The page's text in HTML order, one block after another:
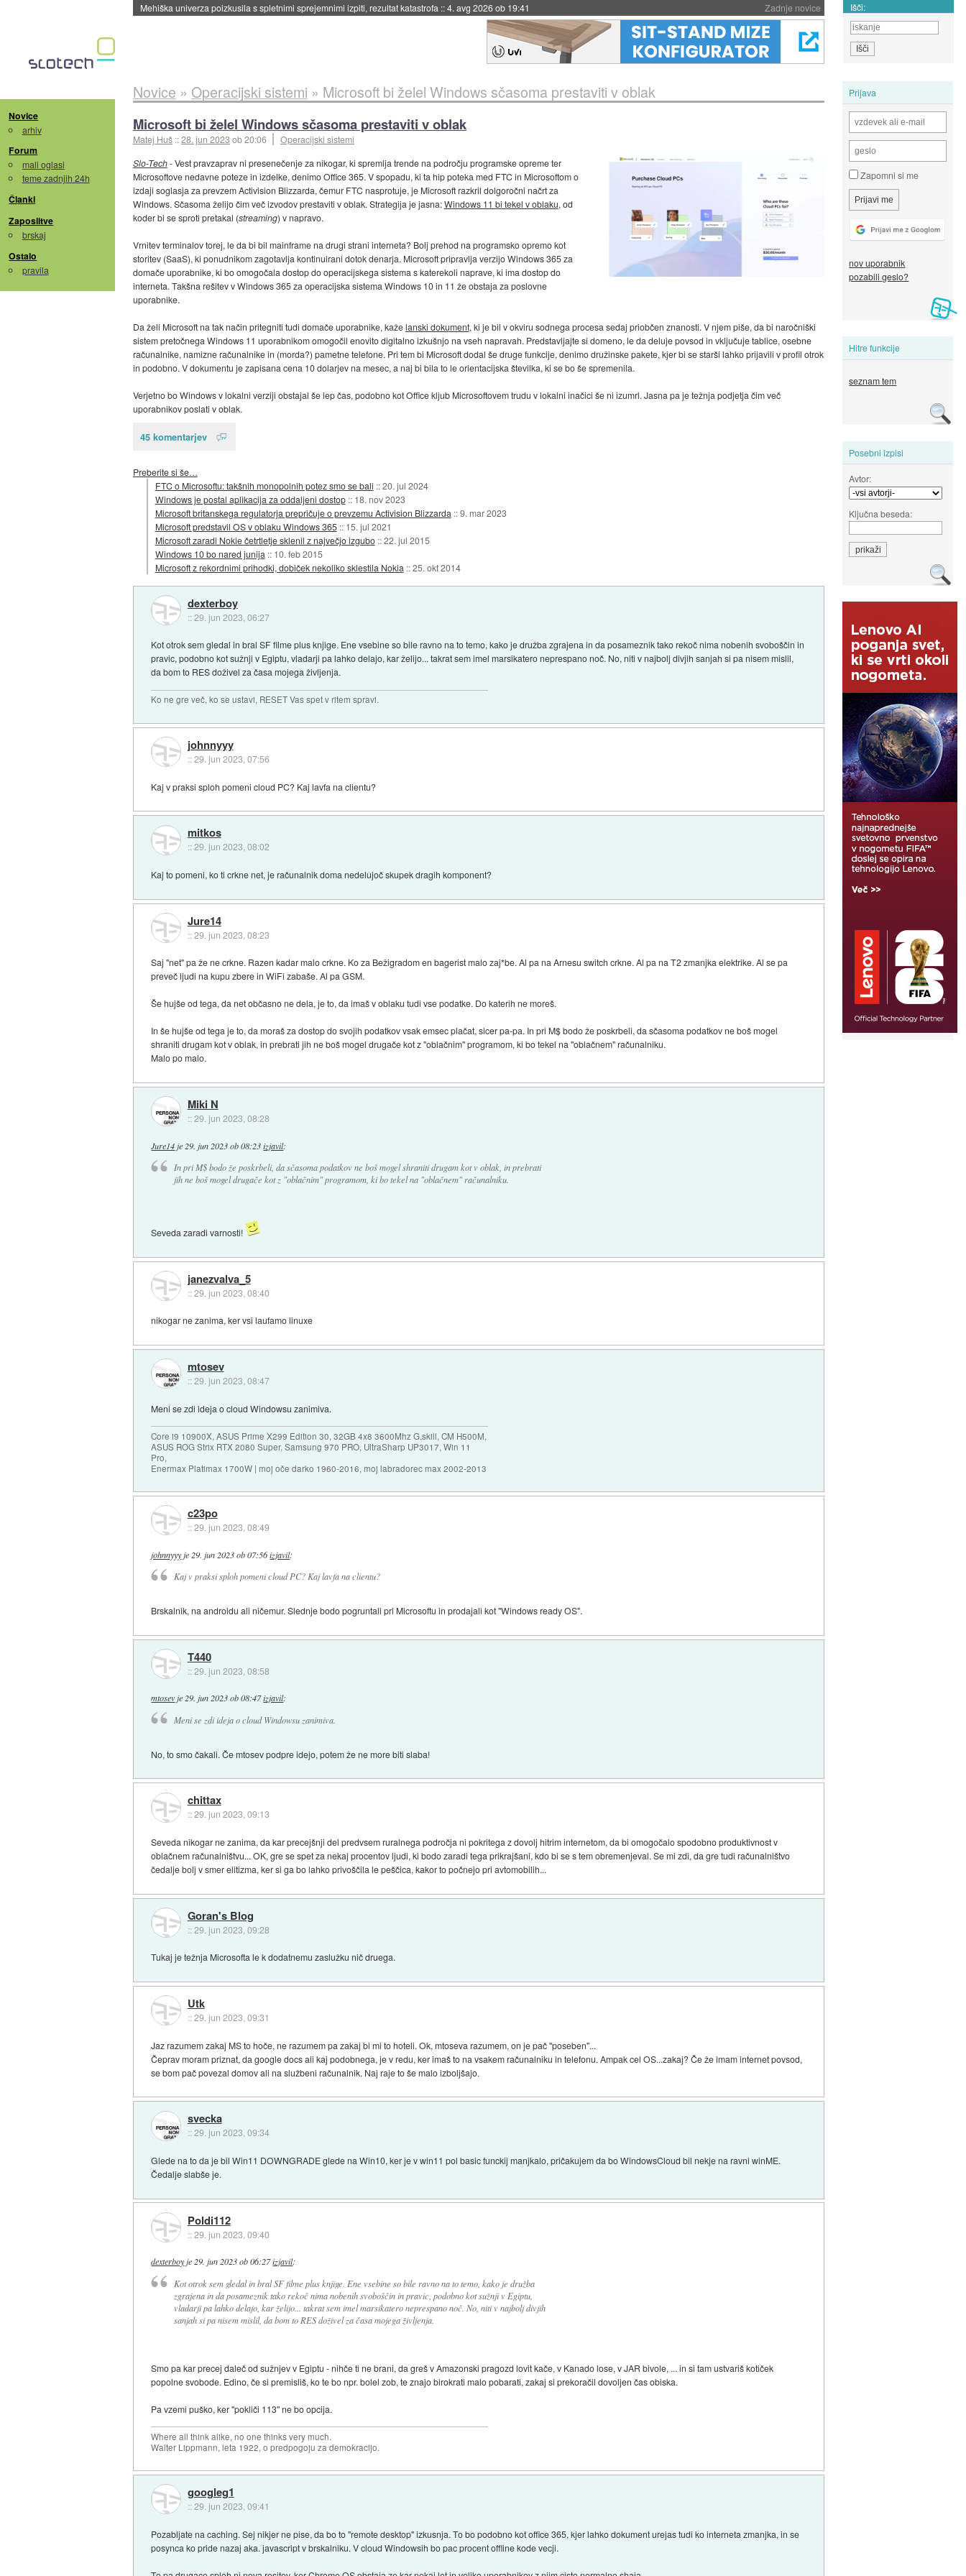
Zadnje novice
Evropska vesoljska agencija razvija svojo raketo za večkratno uporabo::4. avg 2026 ob 19:41 Išči:
Novice
arhiv
Forum
mali oglasi
teme zadnjih 24h
Članki
Zaposlitve
brskaj
Ostalo
pravila
Prijava
Zapomni si me
nov uporabnik
pozabili geslo?
Hitre funkcije
seznam tem
Posebni izpisi
Avtor:
Ključna beseda:
Novice » Operacijski sistemi » Microsoft bi želel Windows sčasoma prestaviti v oblak
Microsoft bi želel Windows sčasoma prestaviti v oblak
Matej Huš ::28. jun 2023 ob 20:06
Operacijski sistemi
Slo-Tech- Vest pravzaprav ni presenečenje za nikogar, ki spremlja trende na področju programske opreme ter
Microsoftove nedavne poteze in izdelke, denimo Office 365. V spopadu, ki ta hip poteka med FTC in Microsoftom o
izdaji soglasja za prevzem Activision Blizzarda, čemur FTC nasprotuje, je Microsoft razkril dolgoročni načrt za
Windows. Sčasoma želijo čim več izvodov prestaviti v oblak. Strategija je jasna:Windows 11 bi tekel v oblaku, od
koder bi se sproti pretakal (streaming) v napravo.
Vrnitev terminalov torej, le da bi bil mainframe na drugi strani interneta? Bolj prehod na programsko opremo kot
storitev (SaaS), ki ponudnikom zagotavlja kontinuirani dotok denarja. Microsoft pripravlja verzijo Windows 365 za
domače uporabnike, ki bo omogočala dostop do operacijskega sistema s katerekoli naprave, ki ima dostop do
interneta. Takšna rešitev v Windows 365 za operacijska sistema Windows 10 in 11 že obstaja za poslovne
uporabnike.
Da želi Microsoft na tak način pritegniti tudi domače uporabnike, kaželanski dokument, ki je bil v okviru sodnega procesa sedaj priobčen znanosti. V njem piše, da bi naročniški
sistem pretočnega Windows 11 uporabnikom omogočil enovito digitalno izkušnjo na vseh napravah. Predstavljajte si domeno, le da deluje povsod in vključuje tablice, osebne
računalnike, namizne računalnike in (morda?) pametne telefone. Pri tem bi Microsoft dodal še druge funkcije, denimo družinske pakete, kjer bi se starši lahko prijavili v profil otrok
in podobno. V dokumentu je zapisana cena 10 dolarjev na mesec, a naj bi bila to le orientacijska številka, ki se bo še spremenila.
Verjetno bo Windows v lokalni verziji obstajal še lep čas, podobno kot Office kljub Microsoftovem trudu v lokalni inačici še ni izumrl. Jasna pa je težnja podjetja čim več
uporabnikov poslati v oblak.
45 komentarjev
Preberite si še…
FTC o Microsoftu: takšnih monopolnih potez smo se bali ::20. jul 2024
Windows je postal aplikacija za oddaljeni dostop :: 18. nov 2023
Microsoft britanskega regulatorja prepričuje o prevzemu Activision Blizzarda ::9. mar 2023
Microsoft predstavil OS v oblaku Windows 365 :: 15. jul 2021
Microsoft zaradi Nokie četrtletje sklenil z največjo izgubo ::22. jul 2015
Windows 10 bo nared junija :: 10. feb 2015
Microsoft z rekordnimi prihodki, dobiček nekoliko sklestila Nokia ::25. okt 2014
dexterboy
::29. jun 2023, 06:27
Kot otrok sem gledal in bral SF filme plus knjige. Ene vsebine so bile ravno na to temo, kako je družba zgrajena in da posameznik tako rekoč nima nobenih svoboščin in
pravic, podobno kot sužnji v Egiptu, vladarji pa lahko delajo, kar želijo... takrat sem imel marsikatero neprespano noč. No, niti v najbolj divjih sanjah si pa nisem mislil,
da bom to RES doživel za časa mojega življenja.
Ko ne gre več, ko se ustavi, RESET Vas spet v ritem spravi.
johnnyyy
::29. jun 2023, 07:56
Kaj v praksi sploh pomeni cloud PC? Kaj lavfa na clientu?
mitkos
::29. jun 2023, 08:02
Kaj to pomeni, ko ti crkne net, je računalnik doma nedelujoč skupek dragih komponent?
Jure14
::29. jun 2023, 08:23
Saj "net" pa že ne crkne. Razen kadar malo crkne. Ko za Bežigradom en bagerist malo zaj*be. Al pa na Arnesu switch crkne. Al pa na T2 zmanjka elektrike. Al se pa
preveč ljudi na kupu zbere in WiFi zabaše. Al pa GSM.
Še hujše od tega, da net občasno ne dela, je to, da imaš v oblaku tudi vse podatke. Do katerih ne moreš.
In še hujše od tega je to, da moraš za dostop do svojih podatkov vsak emsec plačat, sicer pa-pa. In pri M$ bodo že poskrbeli, da sčasoma podatkov ne boš mogel
shraniti drugam kot v oblak, in prebrati jih ne boš mogel drugače kot z "oblačnim" programom, ki bo tekel na "oblačnem" računalniku.
Malo po malo.
Miki N
::29. jun 2023, 08:28
Jure14 je 29. jun 2023 ob 08:23 izjavil:
In pri M$ bodo že poskrbeli, da sčasoma podatkov ne boš mogel shraniti drugam kot v oblak, in prebrati
jih ne boš mogel drugače kot z "oblačnim" programom, ki bo tekel na "oblačnem" računalniku.
Seveda zaradi varnosti!
janezvalva_5
::29. jun 2023, 08:40
nikogar ne zanima, ker vsi laufamo linuxe
mtosev
::29. jun 2023, 08:47
Meni se zdi ideja o cloud Windowsu zanimiva.
Core i9 10900X, ASUS Prime X299 Edition 30, 32GB 4x8 3600Mhz G.skill, CM H500M,
ASUS ROG Strix RTX 2080 Super, Samsung 970 PRO, UltraSharp UP3017, Win 11
Pro,
Enermax Platimax 1700W | moj oče darko 1960-2016, moj labradorec max 2002-2013
c23po
::29. jun 2023, 08:49
johnnyyyje 29. jun 2023 ob 07:56 izjavil:
Kaj v praksi sploh pomeni cloud PC? Kaj lavfa na clientu?
Brskalnik, na androidu ali ničemur. Slednje bodo pogruntali pri Microsoftu in prodajali kot "Windows ready OS".
T440
::29. jun 2023, 08:58
mtosevje29. jun 2023 ob 08:47izjavil:
Meni se zdi ideja o cloud Windowsu zanimiva.
No, to smo čakali. Če mtosev podpre idejo, potem že ne more biti slaba!
chittax
::29. jun 2023, 09:13
Seveda nikogar ne zanima, da kar precejšnji del predvsem ruralnega področja ni pokritega z dovolj hitrim internetom, da bi omogočalo spodobno produktivnost v
oblačnem računalništvu... OK, gre se spet za nekaj procentov ljudi, ki bodo zaradi tega prikrajšani, kdo bi se s tem obremenjeval. Se mi zdi, da gre tudi računalništvo
čedalje bolj v smer elitizma, ker si ga bo lahko privoščila le peščica, kakor to počnejo pri avtomobilih...
Goran's Blog
::29. jun 2023, 09:28
Tukaj je težnja Microsofta le k dodatnemu zaslužku nič druega.
Utk
::29. jun 2023, 09:31
Jaz razumem zakaj MS to hoče, ne razumem pa zakaj bi mi to hoteli. Ok, mtoseva razumem, on je pač "poseben"...
Čeprav moram priznat, da google docs ali kaj podobnega, je v redu, ker imaš to na vsakem računalniku in telefonu. Ampak cel OS...zakaj? Če že imam internet povsod,
se bom pač povezal domov ali na službeni računalnik. Naj raje to še malo izboljšajo.
svecka
::29. jun 2023, 09:34
Glede na to da je bil Win11 DOWNGRADE glede na Win10, ker je v win11 pol basic funckij manjkalo, pričakujem da bo WindowsCloud bil nekje na ravni winME.
Čedalje slabše je.
Poldi112
::29. jun 2023, 09:40
dexterboyje29. jun 2023 ob 06:27izjavil:
Kot otrok sem gledal in bral SF filme plus knjige. Ene vsebine so bile ravno na to temo, kako je družba
zgrajena in da posameznik tako rekoč nima nobenih svoboščin in pravic, podobno kot sužnji v Egiptu,
vladarji pa lahko delajo, kar želijo... takrat sem imel marsikatero neprespano noč. No, niti v najbolj divjih
sanjah si pa nisem mislil, da bom to RES doživel za časa mojega življenja.
Smo pa kar precej daleč od sužnjev v Egiptu - nihče ti ne brani, da greš v Amazonski pragozd lovit kače, v Kanado lose, v JAR bivole, ... in si tam ustvariš kotiček
popolne svobode. Edino, če si premisliš, ko te bo npr. bolel zob, te znajo birokrati malo pobarati, zakaj si prekoračil dovoljen čas obiska.
Pa vzemi puško, ker "pokliči 113" ne bo opcija.
Where all think alike, no one thinks very much.
Walter Lippmann, leta 1922, o predpogoju za demokracijo.
googleg1
::29. jun 2023, 09:41
Pozabljate na caching. Sej nikjer ne pise, da bo to "remote desktop" izkusnja. To bo podobno kot office 365, kjer lahko dokument urejas tudi ko interneta zmanjka, in se
posynca ko pride nazaj aka. javascript v brskalniku. V cloud Windowsih bo pac procent offline kode vecji.